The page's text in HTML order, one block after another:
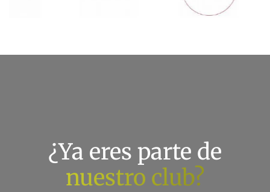
¿Ya eres parte de
nuestro club?